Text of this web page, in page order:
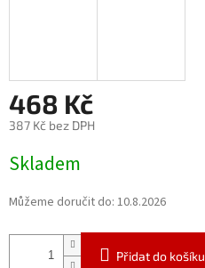
468 Kč
387 Kč bez DPH
cena:
Skladem
Můžeme doručit do: 10.8.2026
Přidat do košíku